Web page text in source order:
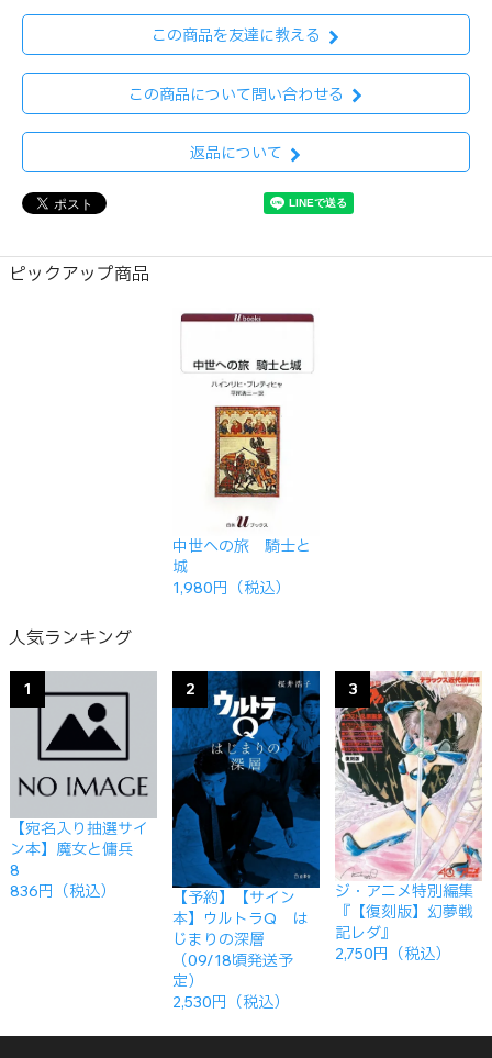
この商品を友達に教える
この商品について問い合わせる
返品について
ピックアップ商品
中世への旅 騎士と
城
1,980円（税込）
人気ランキング
1
【宛名入り抽選サイ
ン本】魔女と傭兵
8
836円（税込）
2
【予約】【サイン
本】ウルトラQ は
じまりの深層
（09/18頃発送予
定）
2,530円（税込）
3
ジ・アニメ特別編集
『【復刻版】幻夢戦
記レダ』
2,750円（税込）